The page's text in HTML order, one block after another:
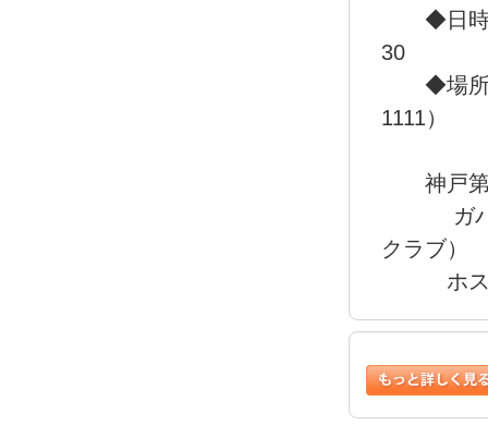
◆日時
30
◆場所
1111）
神戸第
ガバナ
クラブ）
ホスト